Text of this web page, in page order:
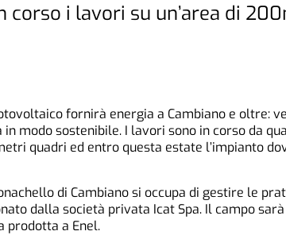
corso i lavori su un’area di
fornirà energia a Cambiano e oltre:
modo sostenibile. I lavori sono in corso da
quadri ed entro questa estate l’impianto
di Cambiano si occupa di gestire le
dalla società privata Icat Spa. Il campo
prodotta a Enel.